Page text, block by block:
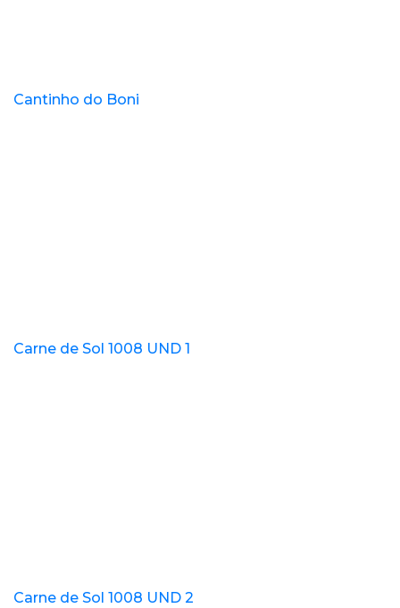
Cantinho do Boni
Carne de Sol 1008 UND 1
Carne de Sol 1008 UND 2